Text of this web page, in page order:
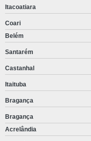
Itacoatiara
Coari
Belém
Santarém
Castanhal
Itaituba
Bragança
Bragança
Acrelândia